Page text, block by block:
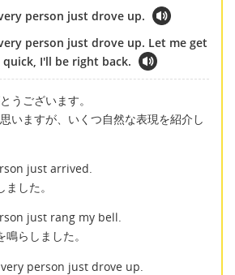
person just drove up.
person just drove up. Let me get
quick, I'll be right back.
うございます。
いますが、いくつ自然な表現を紹介し
just arrived.
した。
just rang my bell.
らしました。
person just drove up.